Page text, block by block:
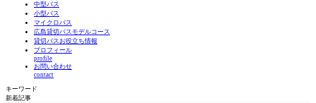
中型バス
小型バス
マイクロバス
広島貸切バスモデルコース
貸切バスお役立ち情報
プロフィール
profile
お問い合わせ
contact
キーワード
新着記事